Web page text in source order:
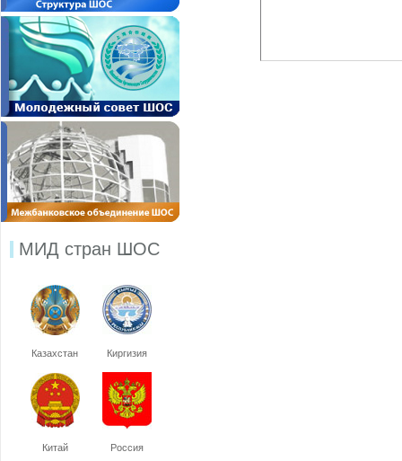
МИД стран ШОС
Казахстан Киргизия
Китай Россия